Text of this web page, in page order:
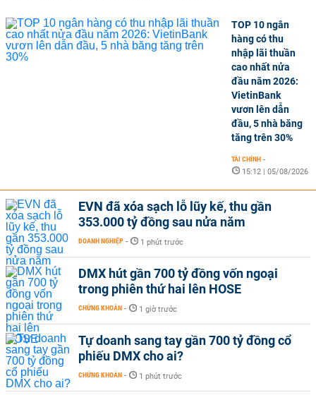
TOP 10 ngân
hàng có thu
nhập lãi thuần
cao nhất nửa
đầu năm 2026:
VietinBank
vươn lên dẫn
đầu, 5 nhà băng
tăng trên 30%
TÀI CHÍNH -
15:12 | 05/08/2026
EVN đã xóa sạch lỗ lũy kế, thu gần
353.000 tỷ đồng sau nửa năm
DOANH NGHIỆP - 1 phút trước
DMX hút gần 700 tỷ đồng vốn ngoại
trong phiên thứ hai lên HOSE
CHỨNG KHOÁN - 1 giờ trước
Tự doanh sang tay gần 700 tỷ đồng cổ
phiếu DMX cho ai?
CHỨNG KHOÁN - 1 phút trước